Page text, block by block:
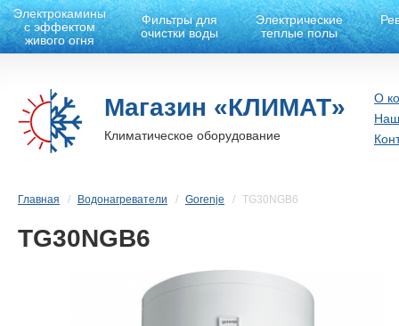
Электрокамины
с эффектом
живого огня
Фильтры для
очистки воды
Электрические
теплые полы
Магазин «КЛИМАТ»
Климатическое оборудование
О
Главная Водонагреватели Gorenje TG30NGB6
TG30NGB6